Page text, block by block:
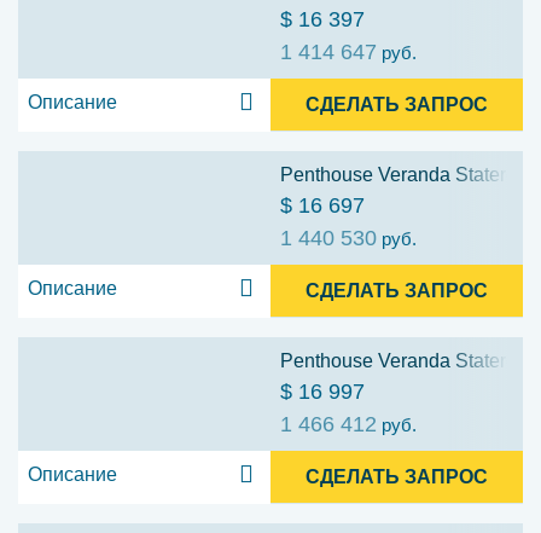
$ 16 397
1 414 647 руб.
Описание СДЕЛАТЬ ЗАПРОС
Penthouse Veranda
$ 16 697
1 440 530 руб.
Описание СДЕЛАТЬ ЗАПРОС
Penthouse Veranda
$ 16 997
1 466 412 руб.
Описание СДЕЛАТЬ ЗАПРОС